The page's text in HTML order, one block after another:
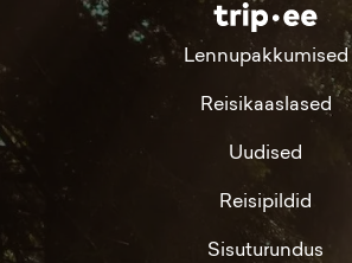
Lennupakkumised
Reisikaaslased
Uudised
Reisipildid
Sisuturundus